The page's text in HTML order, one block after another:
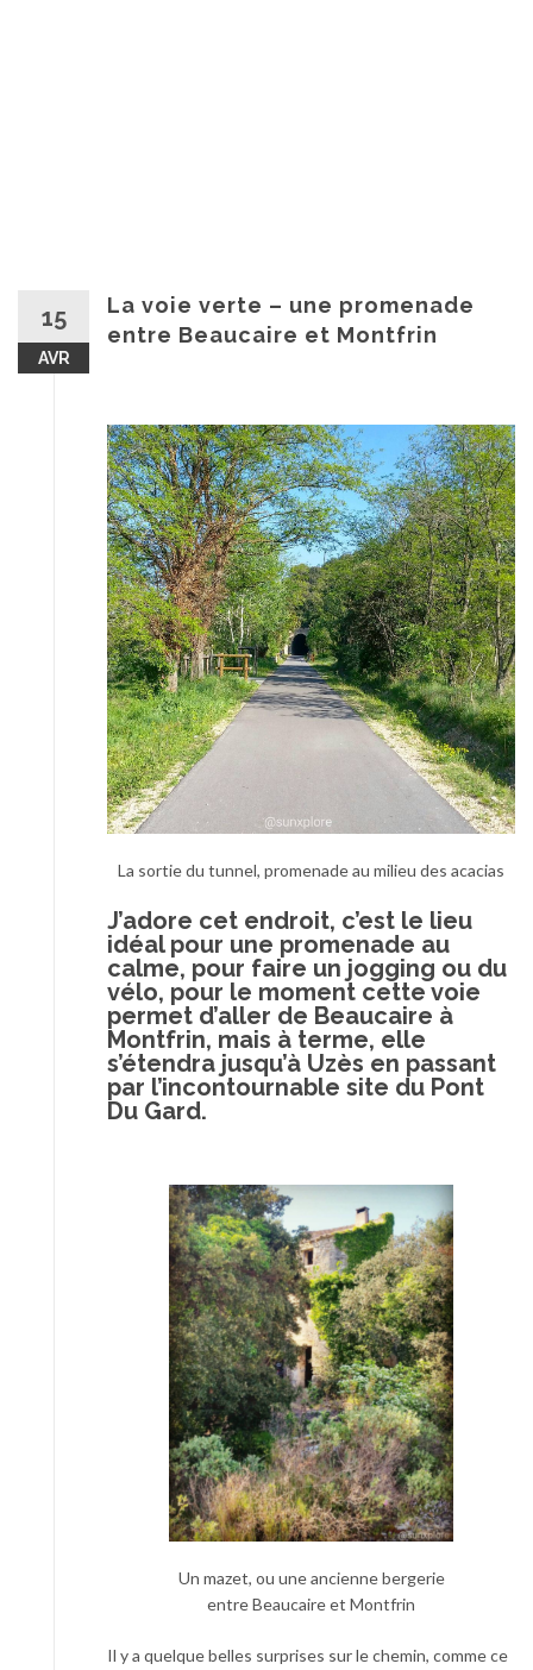
15
AVR
La voie verte – une promenade
entre Beaucaire et Montfrin
La sortie du tunnel, promenade au milieu des acacias
J’adore cet endroit, c’est le lieu
idéal pour une promenade au
calme, pour faire un jogging ou du
vélo, pour le moment cette voie
permet d’aller de Beaucaire à
Montfrin, mais à terme, elle
s’étendra jusqu’à Uzès en passant
par l’incontournable site du Pont
Du Gard.
Un mazet, ou une ancienne bergerie
entre Beaucaire et Montfrin
Il y a quelque belles surprises sur le chemin, comme ce